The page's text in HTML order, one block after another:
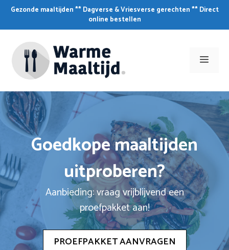
Skip
content
Gezonde maaltijden ** Dagverse & Vriesverse gerechten ** Direct
online bestellen
Menu
Goedkope maaltijden
uitproberen?
Aanbieding: vraag vrijblijvend een
proefpakket aan!
PROEFPAKKET AANVRAGEN